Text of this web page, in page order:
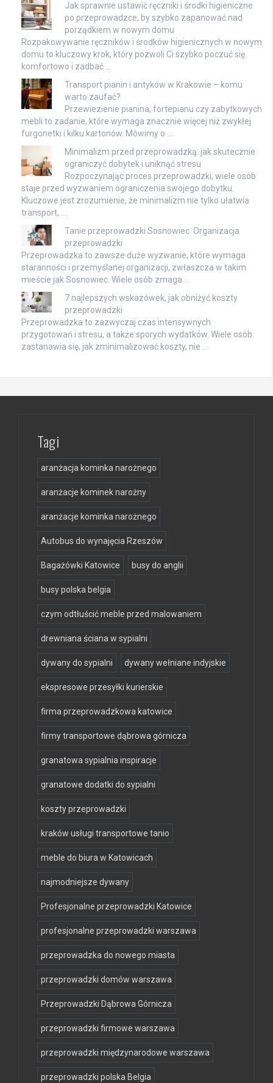
Jak sprawnie ustawić ręczniki i środki higieniczne
po przeprowadzce, by szybko zapanować nad
porządkiem w nowym domu
Rozpakowywanie ręczników i środków higienicznych w nowym
domu to kluczowy krok, który pozwoli Ci szybko poczuć się
komfortowo i zadbać …
Transport pianin i antyków w Krakowie – komu
warto zaufać?
Przewiezienie pianina, fortepianu czy zabytkowych
mebli to zadanie, które wymaga znacznie więcej niż zwykłej
furgonetki i kilku kartonów. Mówimy o …
Minimalizm przed przeprowadzką: jak skutecznie
ograniczyć dobytek i uniknąć stresu
Rozpoczynając proces przeprowadzki, wiele osób
staje przed wyzwaniem ograniczenia swojego dobytku.
Kluczowe jest zrozumienie, że minimalizm nie tylko ułatwia
transport, …
Tanie przeprowadzki Sosnowiec. Organizacja
przeprowadzki
Przeprowadzka to zawsze duże wyzwanie, które wymaga
staranności i przemyślanej organizacji, zwłaszcza w takim
mieście jak Sosnowiec. Wiele osób zmaga …
7 najlepszych wskazówek, jak obniżyć koszty
przeprowadzki
Przeprowadzka to zazwyczaj czas intensywnych
przygotowań i stresu, a także sporych wydatków. Wiele osób
zastanawia się, jak zminimalizować koszty, nie …
Tagi
aranżacja kominka narożnego
aranżacje kominek narożny
aranżacje kominka narożnego
Autobus do wynajęcia Rzeszów
Bagażówki Katowice busy do anglii
busy polska belgia
czym odtłuścić meble przed malowaniem
drewniana ściana w sypialni
dywany do sypialni dywany wełniane indyjskie
ekspresowe przesyłki kurierskie
firma przeprowadzkowa katowice
firmy transportowe dąbrowa górnicza
granatowa sypialnia inspiracje
granatowe dodatki do sypialni
koszty przeprowadzki
kraków usługi transportowe tanio
meble do biura w Katowicach
najmodniejsze dywany
Profesjonalne przeprowadzki Katowice
profesjonalne przeprowadzki warszawa
przeprowadzka do nowego miasta
przeprowadzki domów warszawa
Przeprowadzki Dąbrowa Górnicza
przeprowadzki firmowe warszawa
przeprowadzki międzynarodowe warszawa
przeprowadzki polska Belgia